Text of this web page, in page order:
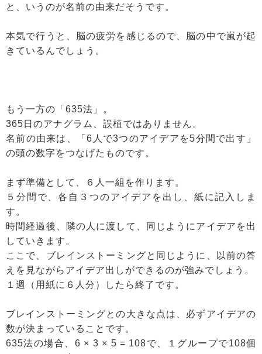
と、いうのが名前の由来だそうです。
本気で行うと、脳の疲労を感じるので、脳の中で嵐が起
きているんでしょう。
もう一方の「635法」。
365日のアナグラム、誤植ではありません。
名前の由来は、「6人で3つのアイデアを5分間で出す」
の頭の数字をつなげたものです。
まず準備として、６人一組を作ります。
５分間で、各自３つのアイデアを出し、紙に記入しま
す。
時間経過後、隣の人に渡して、同じようにアイデアを出
していきます。
ここで、ブレインストーミングと同じように、以前の答
えを見ながらアイデア出しができるのが強みでしょう。
１週（用紙に６人分）したら終了です。
ブレインストーミングとの大きな点は、必ずアイデアの
数が決まっていることです。
635法の場合、6 × 3 × 5 = 108で、１グループで108個